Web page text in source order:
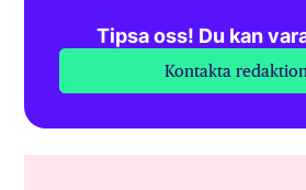
Tipsa oss! Du kan
Kontakta